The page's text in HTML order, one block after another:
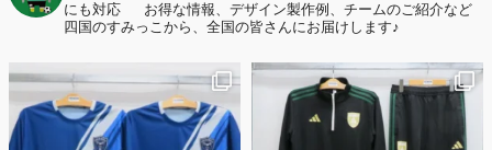
にも対応
お得な情報、デザイン製作例、チームのご紹介など
四国のすみっこから、全国の皆さんにお届けします♪